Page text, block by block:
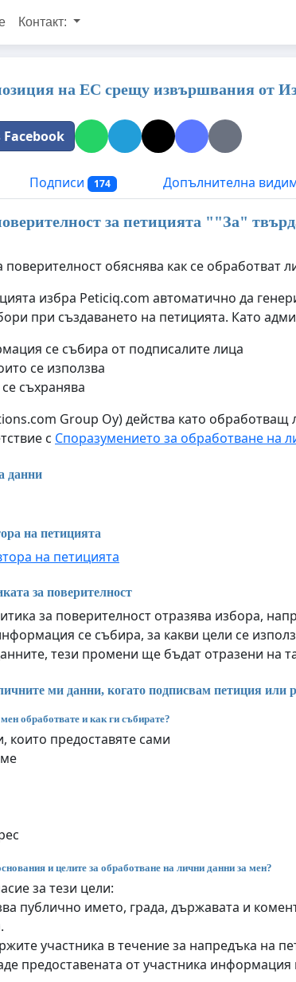
Контакт:
на ЕС срещу извършвания от
Подписи 174 Допълнителна
за петицията ""За"
поверителност обяснява как се обработват
избра Peticiq.com автоматично да
при създаването на петицията. Като
се събира от подписалите лица
се използва
съхранява
Group Oy) действа като
с Споразумението за обработване на
данни
на петицията
на петицията
за поверителност
за поверителност отразява избора,
се събира, за какви цели се
тези промени ще бъдат отразени на
ми данни, когато подписвам петиция или
обработвате и как ги събирате?
които предоставяте сами
и целите за обработване на лични данни за мен?
за тези цели:
публично името, града, държавата и
участника в течение за напредъка на
предоставената от участника